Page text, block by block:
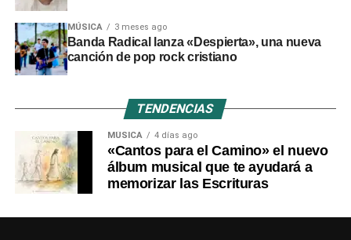
MÚSICA 3 meses ago
Banda Radical lanza «Despierta», una nueva
canción de pop rock cristiano
TENDENCIAS
MÚSICA 4 días ago
«Cantos para el Camino» el nuevo
álbum musical que te ayudará a
memorizar las Escrituras